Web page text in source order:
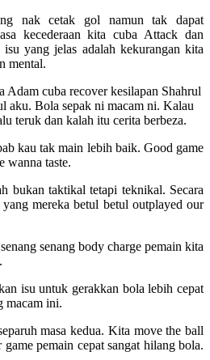
nak cetak gol namun tak dapat
kecederaan kita cuba Attack dan
yang jelas adalah kekurangan kita
mental.
Adam cuba recover kesilapan Shahrul
aku. Bola sepak ni macam ni. Kalau
teruk dan kalah itu cerita berbeza.
kau tak main lebih baik. Good game
wanna taste.
bukan taktikal tetapi teknikal. Secara
mereka betul betul outplayed our
senang body charge pemain kita
isu untuk gerakkan bola lebih cepat
macam ini.
masa kedua. Kita move the ball
pemain cepat sangat hilang bola.